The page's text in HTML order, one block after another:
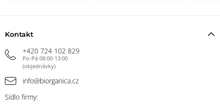
Kontakt
+420 724 102 829
Po-Pá 08:00-13:00
(objednávky)
info@biorganica.cz
Sídlo firmy: